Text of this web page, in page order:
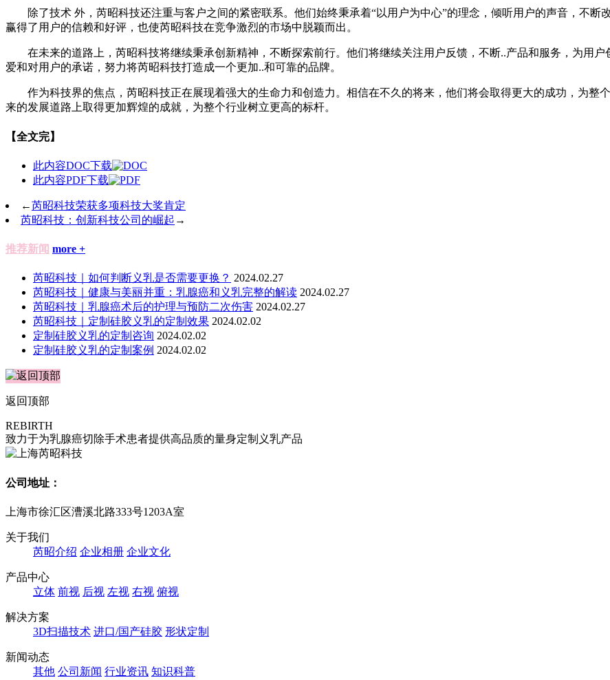
除了技术 外，芮昭科技还注重与客户之间的紧密联系。他们始终秉承着“以用户为中心”的理念，倾听用户的声音，不
赢得了用户的信赖和好评，也使芮昭科技在竞争激烈的市场中脱颖而出。
在未来的道路上，芮昭科技将继续秉承创新精神，不断探索前行。他们将继续关注用户反馈，不断..产品和服务，为用
爱和对用户的承诺，努力将芮昭科技打造成一个更加..和可靠的品牌。
作为科技界的焦点，芮昭科技正在展现着强大的生命力和创造力。相信在不久的将来，他们将会取得更大的成功，为整
来的发展道路上取得更加辉煌的成就，为整个行业树立更高的标杆。
【全文完】
此内容DOC下载
此内容PDF下载
←芮昭科技荣获多项科技大奖肯定
芮昭科技：创新科技公司的崛起 →
推荐新闻 more +
芮昭科技｜如何判断义乳是否需要更换？ 2024.02.27
芮昭科技｜健康与美丽并重：乳腺癌和义乳完整的解读 2024.02.27
​芮昭科技｜乳腺癌术后的护理与预防二次伤害 2024.02.27
芮昭科技｜定制硅胶义乳的定制效果 2024.02.02
定制硅胶义乳的定制咨询 2024.02.02
定制硅胶义乳的定制案例 2024.02.02
返回顶部
REBIRTH
致力于为乳腺癌切除手术患者提供高品质的量身定制义乳产品
公司地址：
上海市徐汇区漕溪北路333号1203A室
关于我们
芮昭介绍 企业相册 企业文化
产品中心
立体 前视 后视 左视 右视 俯视
解决方案
3D扫描技术 进口/国产硅胶 形状定制
新闻动态
其他 公司新闻 行业资讯 知识科普